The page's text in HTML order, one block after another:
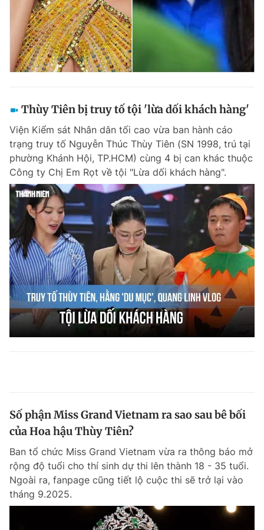
Thùy Tiên bị truy tố tội 'lừa dối khách hàng'
Viện Kiểm sát Nhân dân tối cao vừa ban hành cáo
trạng truy tố Nguyễn Thúc Thùy Tiên (SN 1998, trú tại
phường Khánh Hội, TP.HCM) cùng 4 bị can khác thuộc
Công ty Chị Em Rọt về tội "Lừa dối khách hàng".
Số phận Miss Grand Vietnam ra sao sau bê bối
của Hoa hậu Thùy Tiên?
Ban tổ chức Miss Grand Vietnam vừa ra thông báo mở
rộng độ tuổi cho thí sinh dự thi lên thành 18 - 35 tuổi.
Ngoài ra, fanpage cũng tiết lộ cuộc thi sẽ trở lại vào
tháng 9.2025.